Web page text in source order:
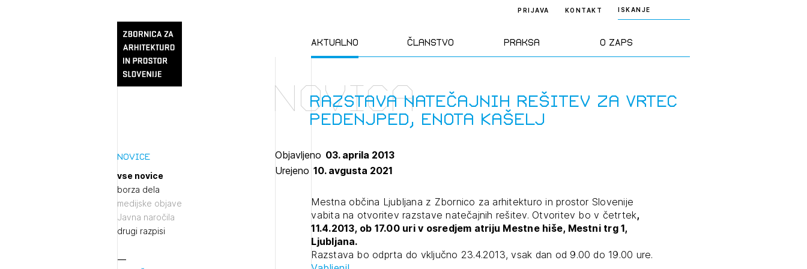
Aktualno Članstvo Praksa O ZAPS
PRIJAVA KONTAKT ISKANJE
Novice
Natečaji
Izobraževanja
Dogodki
Člani ZAPS
Kandidati za
Pravila stroke
Opravljanje
dejavnosti
Sklepanje poslov
Projekti
dokumentov
Razstava natečajnih rešitev za Vrtec
Pedenjped, enota Kašelj
Novica
Novice
vse novice
borza dela
medijske objave
Javna naročila
drugi razpisi
Objavljeno 03. aprila 2013
Urejeno 10. avgusta 2021
Mestna občina Ljubljana z Zbornico za arhitekturo in prostor Slovenije
vabita na otvoritev razstave natečajnih rešitev. Otvoritev bo v četrtek,
11.4.2013, ob 17.00 uri v osredjem atriju Mestne hiše, Mestni trg 1,
Ljubljana.
Razstava bo odprta do vključno 23.4.2013, vsak dan od 9.00 do 19.00 ure.